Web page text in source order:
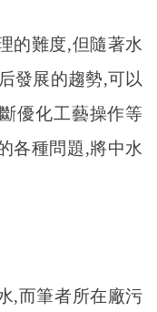
的難度,但隨著水
發展的趨勢,可以
優化工藝操作等
各種問題,將中水
,而筆者所在廠污